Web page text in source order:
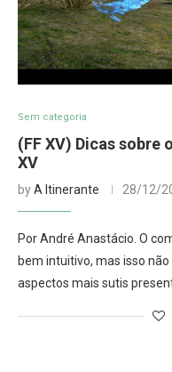
Sem categoria
(FF XV) Dicas sobre
XV
byA Itinerante 28/12/
Por André Anastácio. O
bem intuitivo, mas isso
aspectos mais sutis